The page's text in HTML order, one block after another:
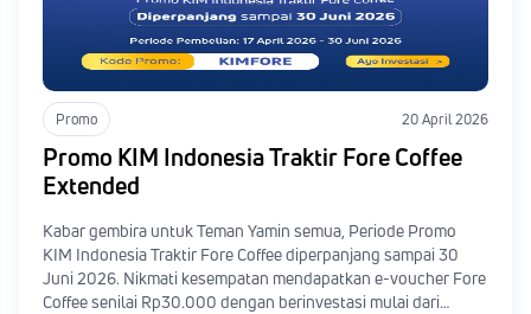
Promo 20 April 2026
Promo KIM Indonesia Traktir Fore Coffee
Extended
Kabar gembira untuk Teman Yamin semua, Periode Promo
KIM Indonesia Traktir Fore Coffee diperpanjang sampai 30
Juni 2026. Nikmati kesempatan mendapatkan e-voucher Fore
Coffee senilai Rp30.000 dengan berinvestasi mulai dari